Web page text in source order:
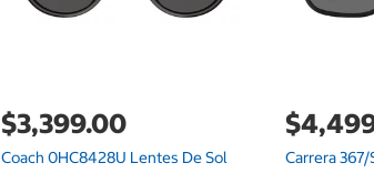
$3,399.00
Coach 0HC8428U Lentes De Sol Carrera